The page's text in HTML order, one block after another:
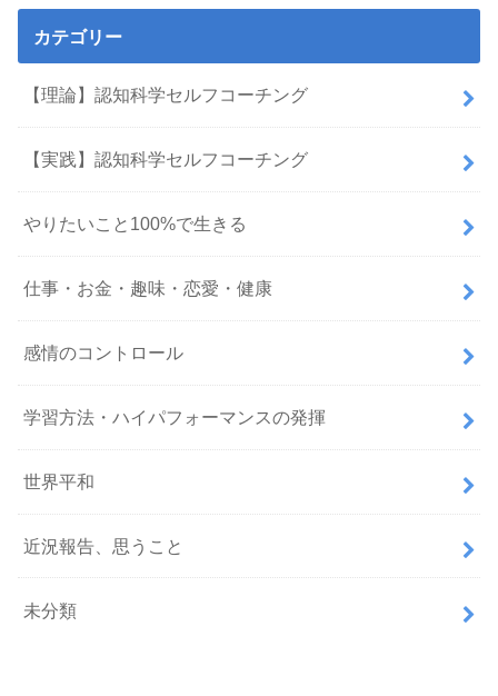
カテゴリー
【理論】認知科学セルフコーチング
【実践】認知科学セルフコーチング
やりたいこと100%で生きる
仕事・お金・趣味・恋愛・健康
感情のコントロール
学習方法・ハイパフォーマンスの発揮
世界平和
近況報告、思うこと
未分類